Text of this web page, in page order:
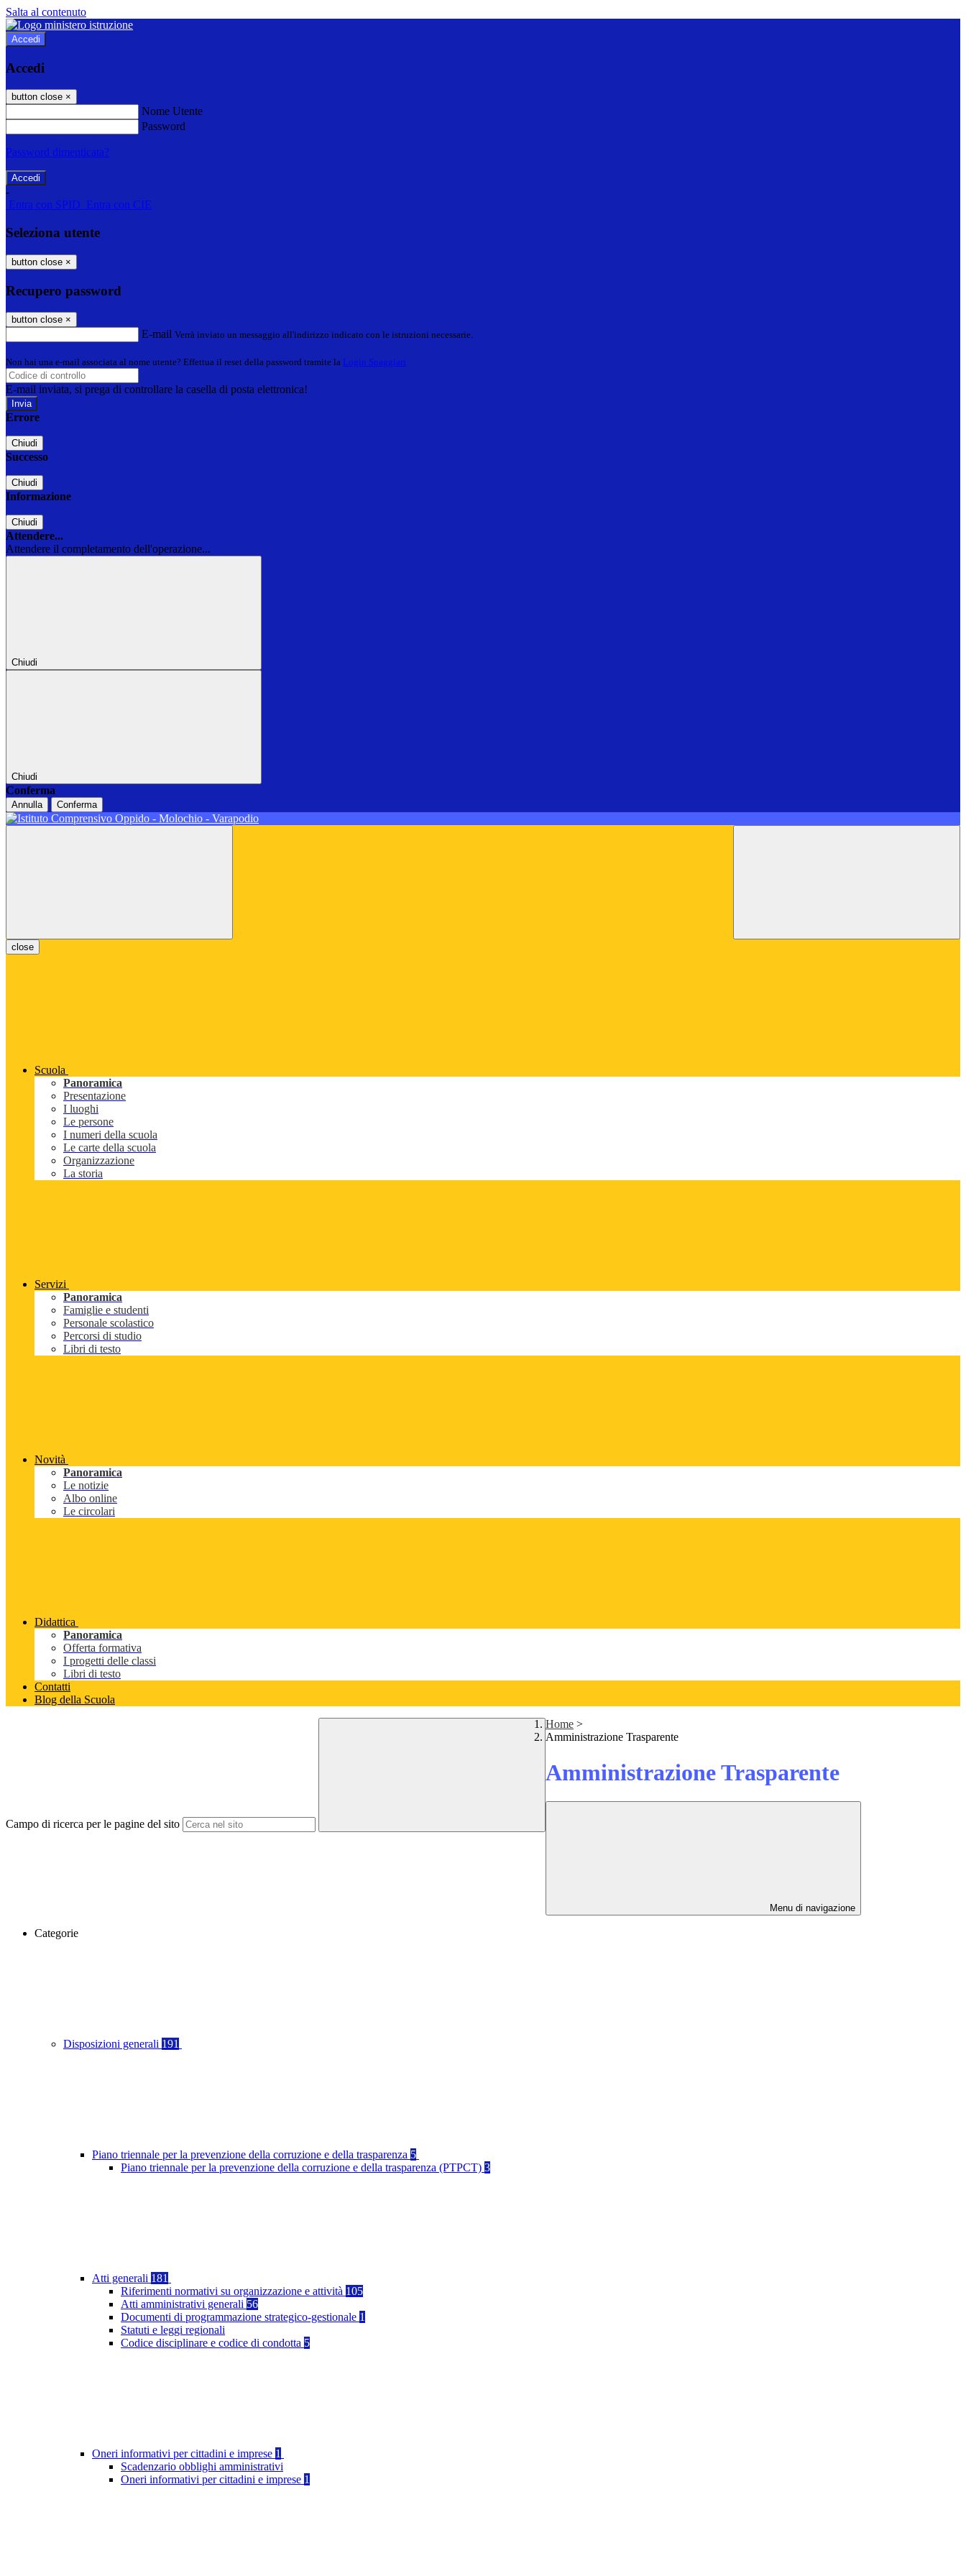
Salta al contenuto
Accedi
Accedi
button close ×
Nome Utente
Password
Password dimenticata?
-
Entra con SPID Entra con CIE
Seleziona utente
button close ×
Recupero password
button close ×
E-mail Verrà inviato un messaggio all'indirizzo indicato con le istruzioni necessarie.
Non hai una e-mail associata al nome utente? Effettua il reset della password tramite la Login Spaggiari
E-mail inviata, si prega di controllare la casella di posta elettronica!
Errore
Chiudi
Successo
Chiudi
Informazione
Chiudi
Attendere...
Attendere il completamento dell'operazione...
Chiudi
Chiudi
Conferma
Annulla Conferma
close
Scuola
Panoramica
Presentazione
I luoghi
Le persone
I numeri della scuola
Le carte della scuola
Organizzazione
La storia
Servizi
Panoramica
Famiglie e studenti
Personale scolastico
Percorsi di studio
Libri di testo
Novità
Panoramica
Le notizie
Albo online
Le circolari
Didattica
Panoramica
Offerta formativa
I progetti delle classi
Libri di testo
Contatti
Blog della Scuola
Campo di ricerca per le pagine del sito
Home >
Amministrazione Trasparente
Amministrazione Trasparente
Menu di navigazione
Categorie
Disposizioni generali 191
Piano triennale per la prevenzione della corruzione e della trasparenza 5
Piano triennale per la prevenzione della corruzione e della trasparenza (PTPCT) 3
Atti generali 181
Riferimenti normativi su organizzazione e attività 105
Atti amministrativi generali 56
Documenti di programmazione strategico-gestionale 1
Statuti e leggi regionali
Codice disciplinare e codice di condotta 5
Oneri informativi per cittadini e imprese 1
Scadenzario obblighi amministrativi
Oneri informativi per cittadini e imprese 1